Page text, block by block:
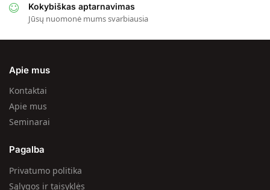
Kokybiškas aptarnavimas
Jūsų nuomonė mums svarbiausia
Apie mus
Kontaktai
Apie mus
Seminarai
Pagalba
Privatumo politika
Sąlygos ir taisyklės